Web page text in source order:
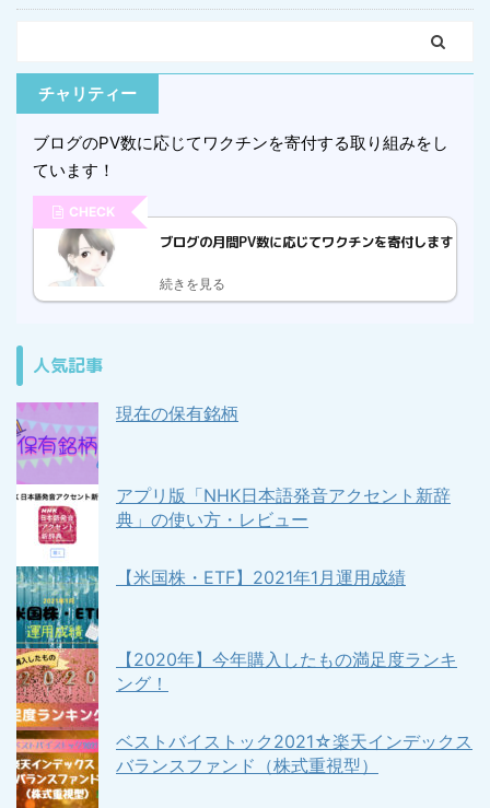
チャリティー
ブログのPV数に応じてワクチンを寄付する取り組みをし
ています！
CHECK
ブログの月間PV数に応じてワクチンを寄付します
続きを見る
人気記事
現在の保有銘柄
アプリ版「NHK日本語発音アクセント新辞
典」の使い方・レビュー
【米国株・ETF】2021年1月運用成績
【2020年】今年購入したもの満足度ランキ
ング！
ベストバイストック2021☆楽天インデックス
バランスファンド（株式重視型）